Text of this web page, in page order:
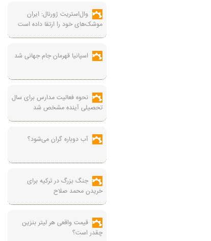
وال‌استریت ژورنال: ایران
موشک‌های خود را ارتقا داده است
اسپانیا قهرمان جام جهانی شد
نحوه فعالیت مدارس برای سال
تحصیلی آینده مشخص شد
آب دوباره گران می‌شود؟
جنگ بزرگ در ترکیه برای
خریدن محمد صلاح
قیمت واقعی هر لیتر بنزین
چقدر است؟